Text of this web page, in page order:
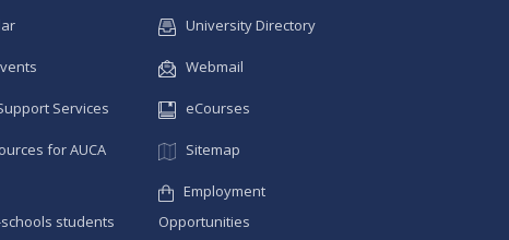
Services
for AUCA
students
University Directory
Webmail
eCourses
Sitemap
Employment
Opportunities